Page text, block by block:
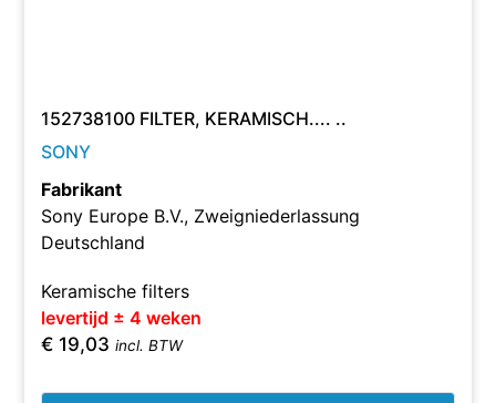
152738100 FILTER, KERAMISCH.... ..
SONY
Fabrikant
Sony Europe B.V., Zweigniederlassung
Deutschland
Keramische filters
levertijd ± 4 weken
€ 19,03 incl. BTW